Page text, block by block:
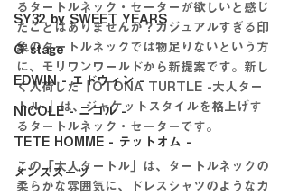
SY32 by SWEET YEARS
G-stage
EDWIN - エドウィン -
NICOLE - ニコル -
TETE HOMME - テットオム -
メンズスーツ
るタートルネック・セーターが欲しいと感じ
たことはありませんか？カジュアルすぎる印
象のタートルネックでは物足りないという方
に、モリワンワールドから新提案です。新し
く入荷した「OTONA TURTLE -大人ター
トル-」は、ジャケットスタイルを格上げす
るタートルネック・セーターです。
この「大人タートル」は、タートルネックの
柔らかな雰囲気に、ドレスシャツのようなカ